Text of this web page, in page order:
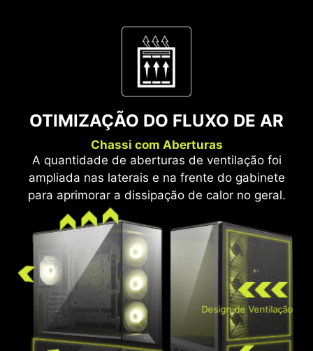
Design de Ventilação
OTIMIZAÇÃO DO FLUXO DE AR
Chassi com Aberturas
A quantidade de aberturas de ventilação foi
ampliada nas laterais e na frente do gabinete
para aprimorar a dissipação de calor no geral.
Radiadores